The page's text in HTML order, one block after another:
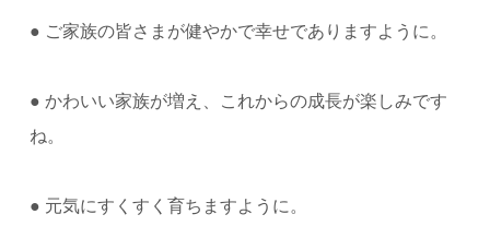
● ご家族の皆さまが健やかで幸せでありますように。
● かわいい家族が増え、これからの成長が楽しみです
ね。
● 元気にすくすく育ちますように。